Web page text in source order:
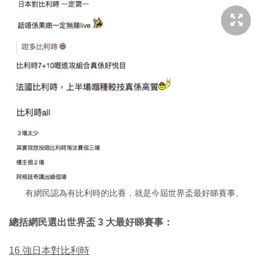
有網民認為有比利時的比賽，就是今屆世界盃最好睇賽事。
總括網民選出世界盃 3 大最好睇賽事：
16 強日本對比利時